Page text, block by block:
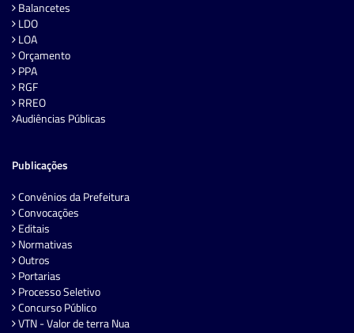
Balancetes
LDO
LOA
Orçamento
PPA
RGF
RREO
Audiências Públicas
Publicações
Convênios da Prefeitura
Convocações
Editais
Normativas
Outros
Portarias
Processo Seletivo
Concurso Público
VTN - Valor de terra Nua